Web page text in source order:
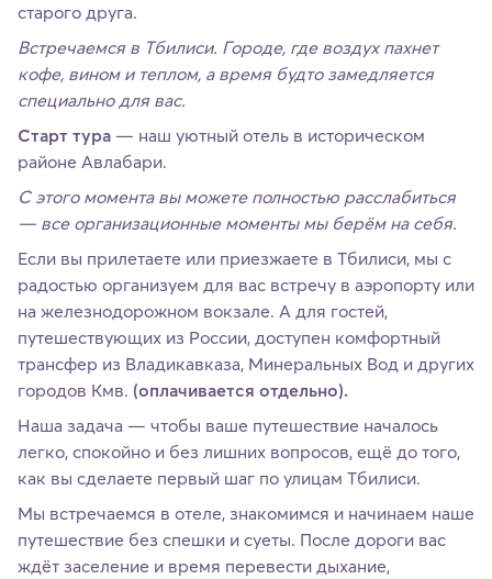
старого друга.
Встречаемся в Тбилиси. Городе, где воздух пахнет
кофе, вином и теплом, а время будто замедляется
специально для вас.
Старт тура — наш уютный отель в историческом
районе Авлабари.
С этого момента вы можете полностью расслабиться
— все организационные моменты мы берём на себя.
Если вы прилетаете или приезжаете в Тбилиси, мы с
радостью организуем для вас встречу в аэропорту или
на железнодорожном вокзале. А для гостей,
путешествующих из России, доступен комфортный
трансфер из Владикавказа, Минеральных Вод и других
городов Кмв. (оплачивается отдельно).
Наша задача — чтобы ваше путешествие началось
легко, спокойно и без лишних вопросов, ещё до того,
как вы сделаете первый шаг по улицам Тбилиси.
Мы встречаемся в отеле, знакомимся и начинаем наше
путешествие без спешки и суеты. После дороги вас
ждёт заселение и время перевести дыхание,